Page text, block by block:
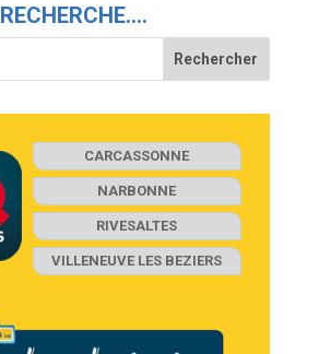
RECHERCHE….
CARCASSONNE
NARBONNE
RIVESALTES
VILLENEUVE LES BEZIERS